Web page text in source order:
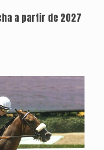
a partir de 2027